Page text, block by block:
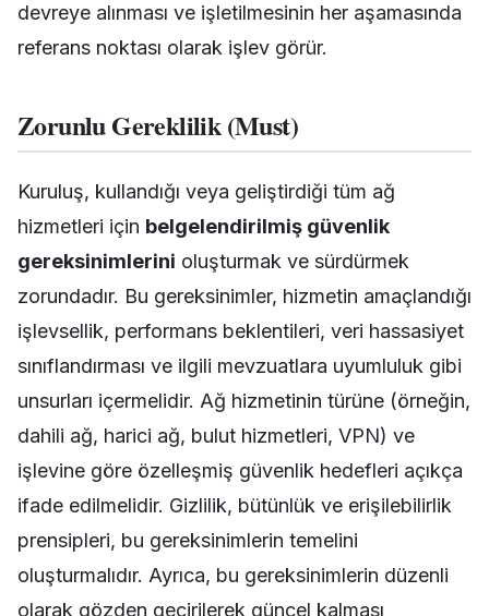
devreye alınması ve işletilmesinin her aşamasında
referans noktası olarak işlev görür.
Zorunlu Gereklilik (Must)
Kuruluş, kullandığı veya geliştirdiği tüm ağ
hizmetleri için belgelendirilmiş güvenlik
gereksinimlerini oluşturmak ve sürdürmek
zorundadır. Bu gereksinimler, hizmetin amaçlandığı
işlevsellik, performans beklentileri, veri hassasiyet
sınıflandırması ve ilgili mevzuatlara uyumluluk gibi
unsurları içermelidir. Ağ hizmetinin türüne (örneğin,
dahili ağ, harici ağ, bulut hizmetleri, VPN) ve
işlevine göre özelleşmiş güvenlik hedefleri açıkça
ifade edilmelidir. Gizlilik, bütünlük ve erişilebilirlik
prensipleri, bu gereksinimlerin temelini
oluşturmalıdır. Ayrıca, bu gereksinimlerin düzenli
olarak gözden geçirilerek güncel kalması